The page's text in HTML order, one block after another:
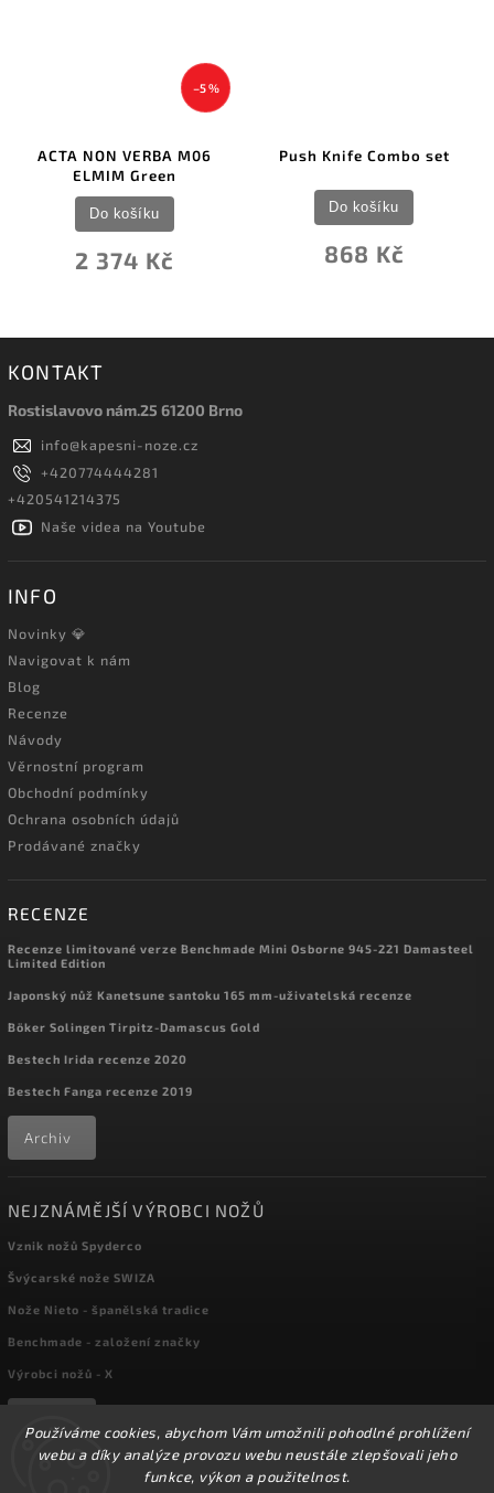
Používáme cookies, abychom Vám umožnili pohodlné prohlížení
webu a díky analýze provozu webu neustále zlepšovali jeho
funkce, výkon a použitelnost.
☀️Ve dnech 3-14.8 2026 máme zavřeno z důvodu
–5 %
ACTA NON VERBA M06
ELMIM Green
2 374 Kč
Do košíku
Push Knife Combo set
868 Kč
Do košíku
KONTAKT
Rostislavovo nám.25 61200 Brno
info@kapesni-noze.cz
+420774444281
+420541214375
Naše videa na Youtube
INFO
Novinky 💎
Navigovat k nám
Blog
Recenze
Návody
Věrnostní program
Obchodní podmínky
Ochrana osobních údajů
Prodávané značky
RECENZE
Recenze limitované verze Benchmade Mini Osborne 945-221 Damasteel
Limited Edition
Japonský nůž Kanetsune santoku 165 mm-uživatelská recenze
Böker Solingen Tirpitz-Damascus Gold
Bestech Irida recenze 2020
Bestech Fanga recenze 2019
Archiv
NEJZNÁMĚJŠÍ VÝROBCI NOŽŮ
Vznik nožů Spyderco
Švýcarské nože SWIZA
Nože Nieto - španělská tradice
Benchmade - založení značky
Výrobci nožů - X